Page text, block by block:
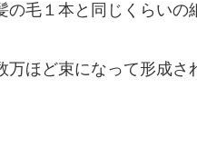
の毛１本と同じくらいの
万ほど束になって形成さ